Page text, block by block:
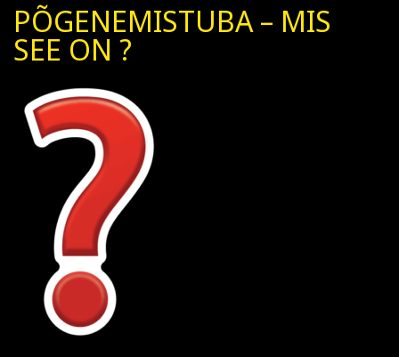
PÕGENEMISTUBA – MIS
SEE ON ?